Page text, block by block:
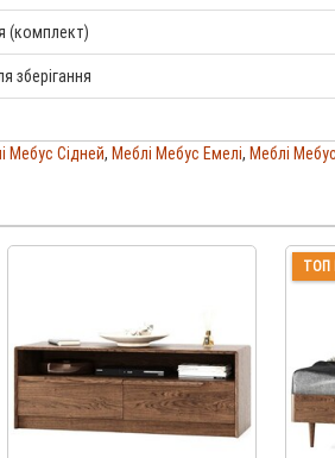
(комплект)
зберігання
Мебус Сідней, Меблі Мебус Емелі, Меблі
ТОП